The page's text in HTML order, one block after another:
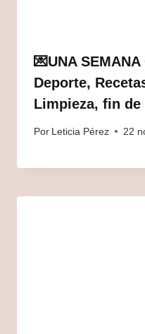
💌UNA
Deporte,
Limpieza, fin de
Por Leticia Pérez 22